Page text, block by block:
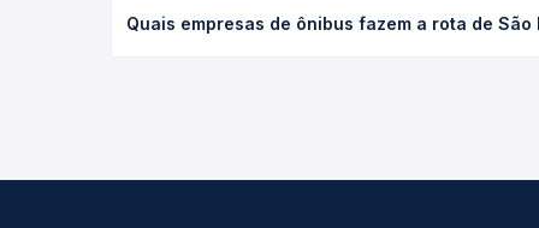
de poltrona e a antecedência da compra. Na
Quais empresas de ônibus fazem a rota de São